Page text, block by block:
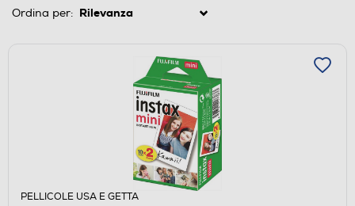
Ordina per:
PELLICOLE USA E GETTA